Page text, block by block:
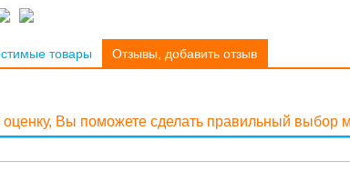
товары Отзывы, добавить отзыв
Вы поможете сделать правильный выбор